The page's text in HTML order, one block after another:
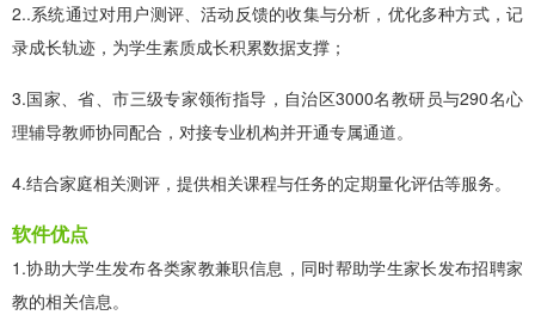
2..系统通过对用户测评、活动反馈的收集与分析，优化多种方式，记
录成长轨迹，为学生素质成长积累数据支撑；
3.国家、省、市三级专家领衔指导，自治区3000名教研员与290名心
理辅导教师协同配合，对接专业机构并开通专属通道。
4.结合家庭相关测评，提供相关课程与任务的定期量化评估等服务。
软件优点
1.协助大学生发布各类家教兼职信息，同时帮助学生家长发布招聘家
教的相关信息。